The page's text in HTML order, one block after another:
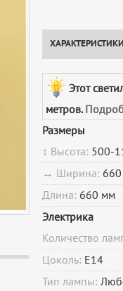
ХАРАКТЕРИСТИКИ
Этот
метров.
Размеры
↕ Высота: 500-
↔ Ширина:
Длина: 660 мм
Электрика
Количество
Цоколь: E14
Тип лампы: